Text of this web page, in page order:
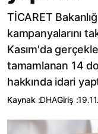
TİCARET
kampanyalarını
Kasım'da
tamamlanan 14
hakkında idari
Kaynak :DHAGiriş :